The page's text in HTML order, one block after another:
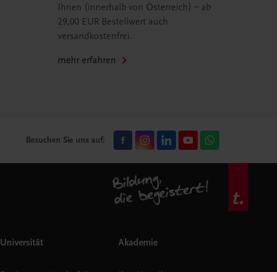
Ihnen (innerhalb von Österreich) – ab
29,00 EUR Bestellwert auch
versandkostenfrei.
mehr erfahren
Besuchen Sie uns auf:
Universität Akademie